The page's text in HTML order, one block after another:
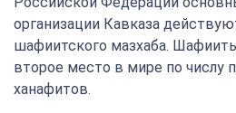
организации Кавказа
шафиитского мазхаба.
второе место в мире по числу
ханафитов.